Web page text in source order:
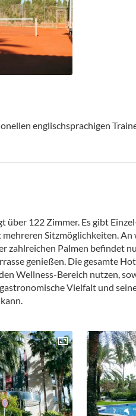
englischsprachigen
über 122 Zimmer. Es gibt
Sitzmöglichkeiten. An
zahlreichen Palmen befindet
genießen. Die gesamte
Wellness-Bereich nutzen,
Vielfalt und